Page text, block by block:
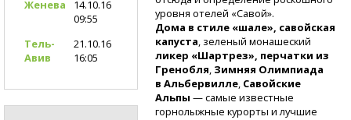
уровня отелей «Савой».
Дома в стиле «шале», савойская
капуста, зеленый монашеский
ликер «Шартрез», перчатки из
Гренобля, Зимняя Олимпиада
в Альбервилле, Савойские
Альпы — самые известные
горнолыжные курорты и лучшие
Женева
14.10.16
09:55
Тель-
Авив
21.10.16
16:05